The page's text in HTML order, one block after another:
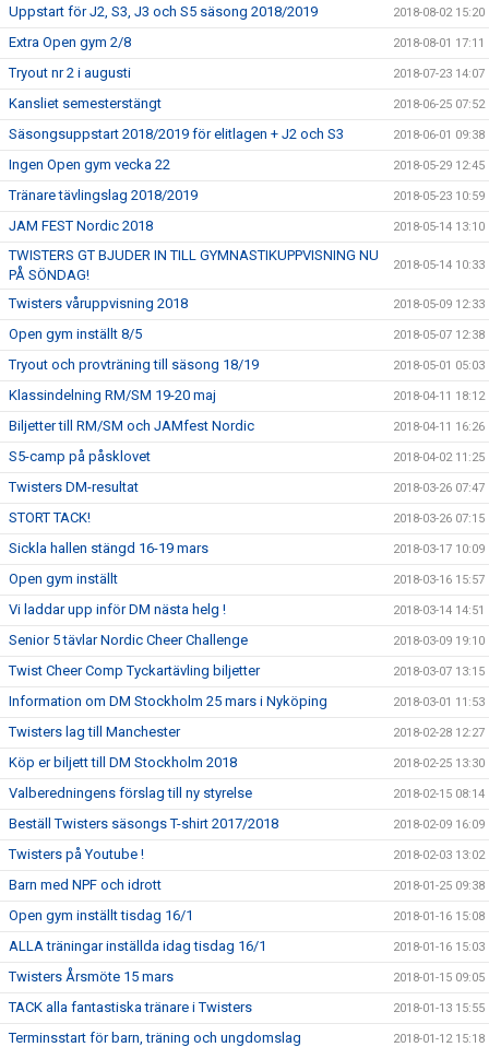
Uppstart för J2, S3, J3 och S5 säsong 2018/2019 2018-08-02 15:20
Extra Open gym 2/8 2018-08-01 17:11
Tryout nr 2 i augusti 2018-07-23 14:07
Kansliet semesterstängt 2018-06-25 07:52
Säsongsuppstart 2018/2019 för elitlagen + J2 och S3 2018-06-01 09:38
Ingen Open gym vecka 22 2018-05-29 12:45
Tränare tävlingslag 2018/2019 2018-05-23 10:59
JAM FEST Nordic 2018 2018-05-14 13:10
TWISTERS GT BJUDER IN TILL GYMNASTIKUPPVISNING NU
PÅ SÖNDAG!
2018-05-14 10:33
Twisters våruppvisning 2018 2018-05-09 12:33
Open gym inställt 8/5 2018-05-07 12:38
Tryout och provträning till säsong 18/19 2018-05-01 05:03
Klassindelning RM/SM 19-20 maj 2018-04-11 18:12
Biljetter till RM/SM och JAMfest Nordic 2018-04-11 16:26
S5-camp på påsklovet 2018-04-02 11:25
Twisters DM-resultat 2018-03-26 07:47
STORT TACK! 2018-03-26 07:15
Sickla hallen stängd 16-19 mars 2018-03-17 10:09
Open gym inställt 2018-03-16 15:57
Vi laddar upp inför DM nästa helg ! 2018-03-14 14:51
Senior 5 tävlar Nordic Cheer Challenge 2018-03-09 19:10
Twist Cheer Comp Tyckartävling biljetter 2018-03-07 13:15
Information om DM Stockholm 25 mars i Nyköping 2018-03-01 11:53
Twisters lag till Manchester 2018-02-28 12:27
Köp er biljett till DM Stockholm 2018 2018-02-25 13:30
Valberedningens förslag till ny styrelse 2018-02-15 08:14
Beställ Twisters säsongs T-shirt 2017/2018 2018-02-09 16:09
Twisters på Youtube ! 2018-02-03 13:02
Barn med NPF och idrott 2018-01-25 09:38
Open gym inställt tisdag 16/1 2018-01-16 15:08
ALLA träningar inställda idag tisdag 16/1 2018-01-16 15:03
Twisters Årsmöte 15 mars 2018-01-15 09:05
TACK alla fantastiska tränare i Twisters 2018-01-13 15:55
Terminsstart för barn, träning och ungdomslag 2018-01-12 15:18